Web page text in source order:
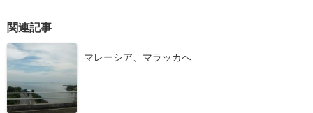
関連記事
マレーシア、マラッカへ